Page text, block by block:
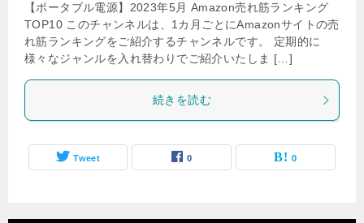
【ポータブル電源】2023年5月 Amazon売れ筋ランキング
TOP10 このチャンネルは、1カ月ごとにAmazonサイトの売
れ筋ランキングをご紹介するチャンネルです。 定期的に
様々なジャンルを入れ替わりでご紹介いたしま […]
続きを読む
Tweet 0 0